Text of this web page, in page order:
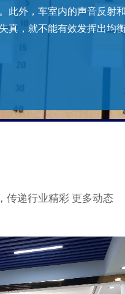
此外，车室内的声音反射
真，就不能有效发挥出均
传递行业精彩 更多动态